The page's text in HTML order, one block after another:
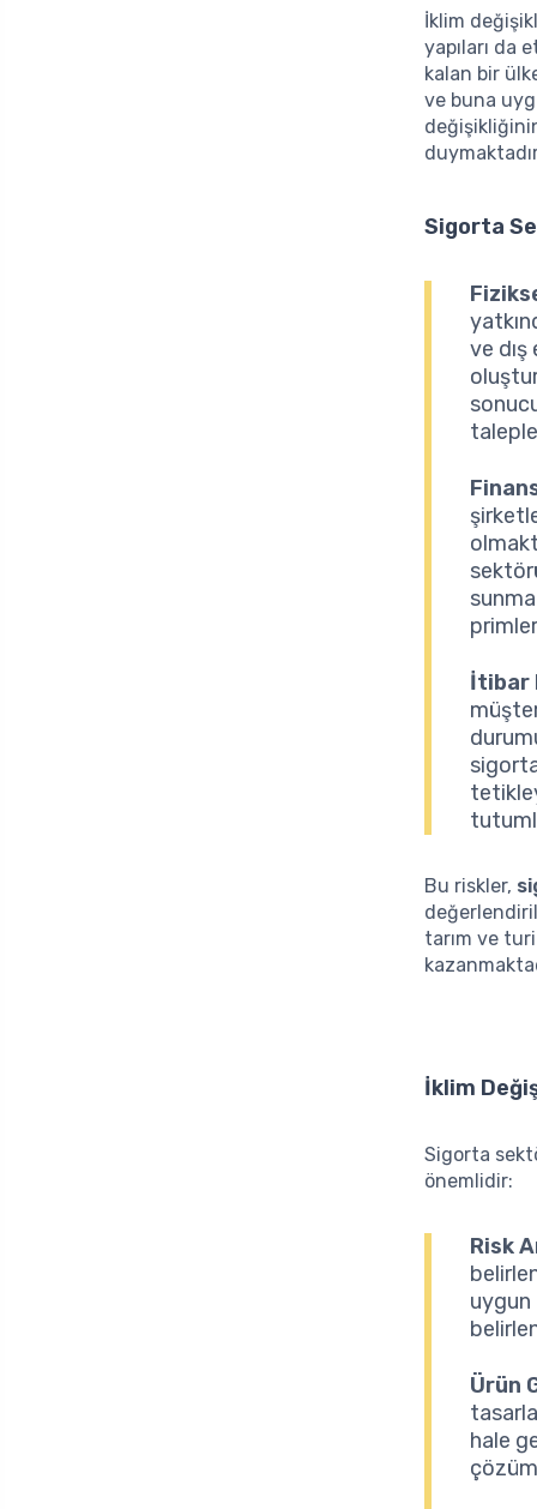
İklim
yapıları da
kalan bir
ve buna
Sigorta
ve
İtibar
Bu riskler,
tarım ve
İklim
Sigorta
önemlidir:
Risk
uygun
Ürün
hale